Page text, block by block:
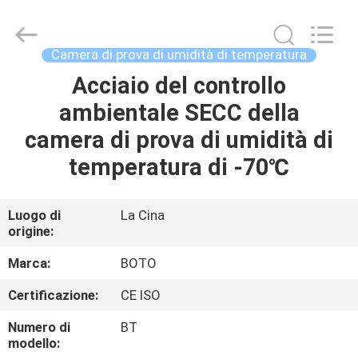
PRODOTTI
NOI
GIRO
DELLA
FABBRICA
GROUP
LTD.
Camera di prova di umidità di temperatura
Acciaio del controllo
ambientale SECC della
camera di prova di umidità di
temperatura di -70℃
Luogo di
origine:
La Cina
Marca:
BOTO
Certificazione:
CE ISO
Numero di
modello:
BT